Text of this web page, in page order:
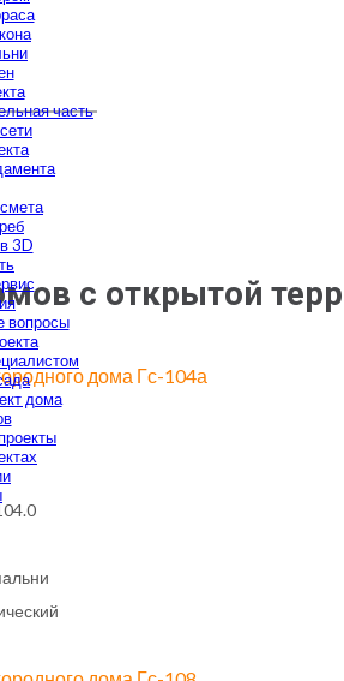
часть
3D
вопросы
дома
с открытой